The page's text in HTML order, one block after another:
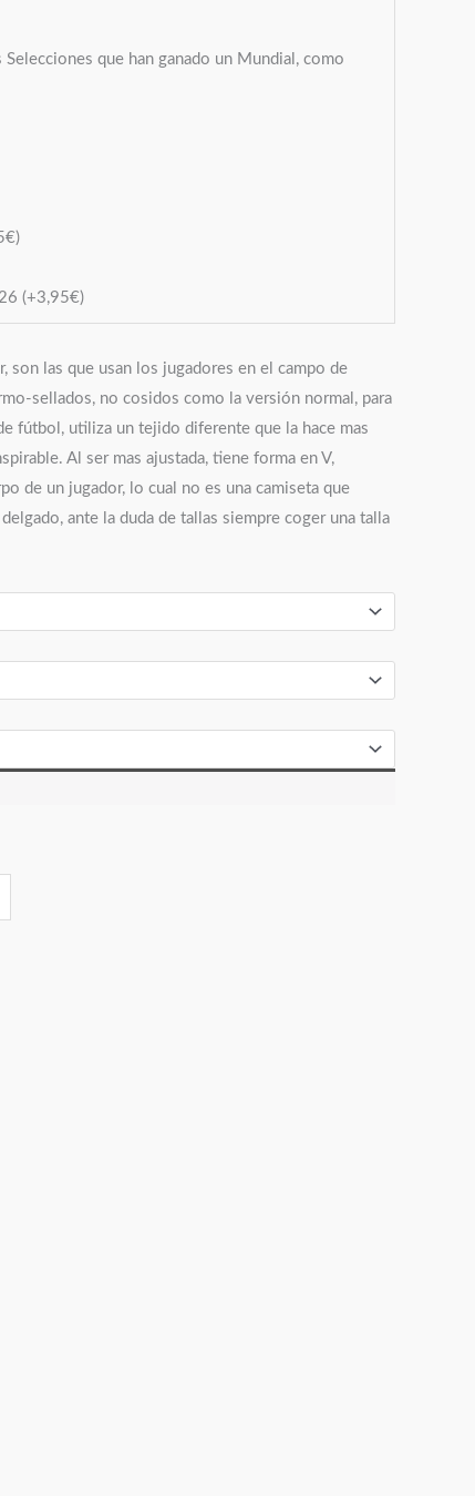
Selecciones que han ganado un Mundial, como
€)
(+3,95€)
son las que usan los jugadores en el campo de
sellados, no cosidos como la versión normal, para
fútbol, utiliza un tejido diferente que la hace mas
Al ser mas ajustada, tiene forma en V,
de un jugador, lo cual no es una camiseta que
ante la duda de tallas siempre coger una talla